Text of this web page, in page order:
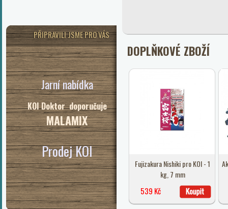
PŘIPRAVILI JSME PRO VÁS
Jarní nabídka
KOI Doktor doporučuje
MALAMIX
Prodej KOI
DOPLŇKOVÉ ZBOŽÍ
Fujizakura Nishiki pro KOI - 1
kg, 7 mm
539 Kč